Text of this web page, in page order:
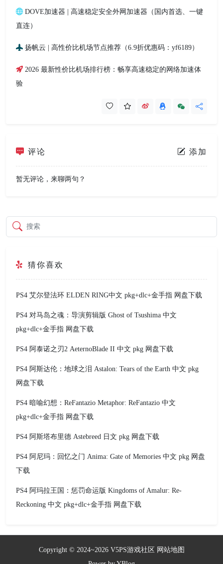
DOVE加速器 | 高速稳定安全外网加速器（国内首选、一键
直连）
扬帆云 | 高性价比机场节点推荐（6.9折优惠码：yf6189）
2026 最新性价比机场排行榜：畅享高速稳定的网络加速体
验
评论 添加
暂无评论，来聊两句？
搜索
猜你喜欢
PS4 艾尔登法环 ELDEN RING中文 pkg+dlc+金手指 网盘下载
PS4 对马岛之魂：导演剪辑版 Ghost of Tsushima 中文
pkg+dlc+金手指 网盘下载
PS4 阿泰诺之刃2 AeternoBlade II 中文 pkg 网盘下载
PS4 阿斯达伦：地球之泪 Astalon: Tears of the Earth 中文 pkg
网盘下载
PS4 暗喻幻想：ReFantazio Metaphor: ReFantazio 中文
pkg+dlc+金手指 网盘下载
PS4 阿斯塔布里德 Astebreed 日文 pkg 网盘下载
PS4 阿尼玛：回忆之门 Anima: Gate of Memories 中文 pkg 网盘
下载
PS4 阿玛拉王国：惩罚命运版 Kingdoms of Amalur: Re-
Reckoning 中文 pkg+dlc+金手指 网盘下载
Copyright © 2024~2026 V5PS游戏社区 网站地图